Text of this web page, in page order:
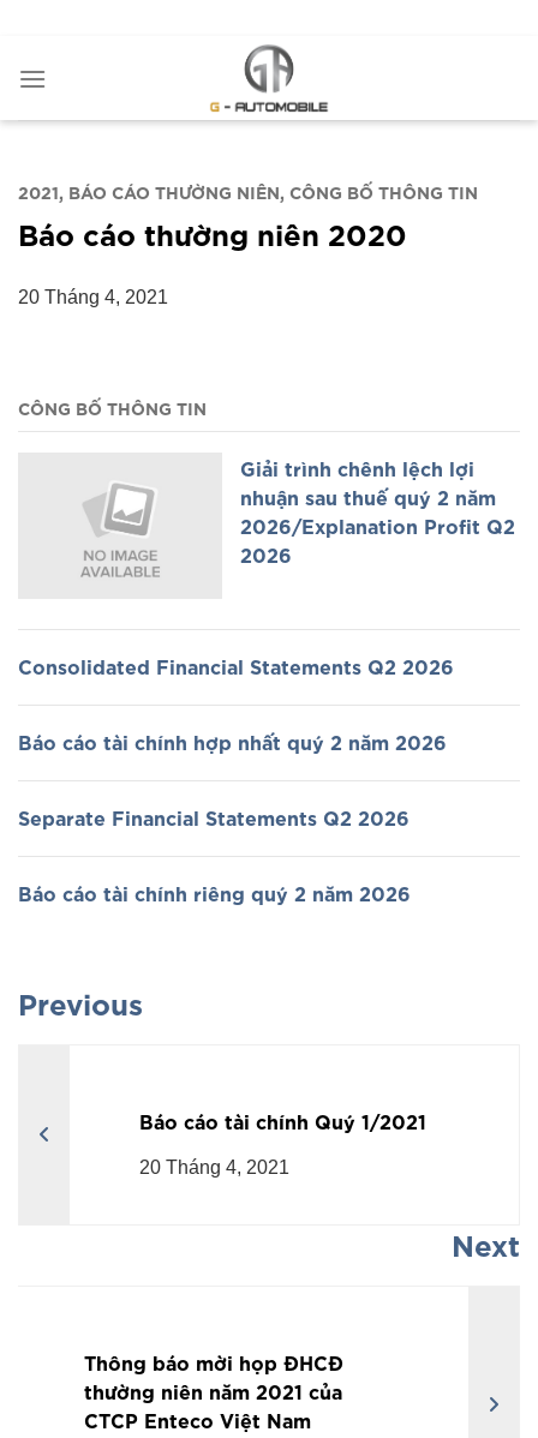
nội
2021 BÁO CÁO THƯỜNG NIÊN CÔNG BỐ THÔNG TIN
Báo cáo thường niên 2020
20 Tháng 4, 2021
CÔNG BỐ THÔNG TIN
Giải trình chênh lệch lợi
nhuận sau thuế quý 2 năm
2026/Explanation Profit Q2
2026
Consolidated Financial Statements Q2 2026
Báo cáo tài chính hợp nhất quý 2 năm 2026
Separate Financial Statements Q2 2026
Báo cáo tài chính riêng quý 2 năm 2026
Previous
Báo cáo tài chính Quý 1/2021
20 Tháng 4, 2021
Next
Thông báo mời họp ĐHCĐ
thường niên năm 2021 của
CTCP Enteco Việt Nam